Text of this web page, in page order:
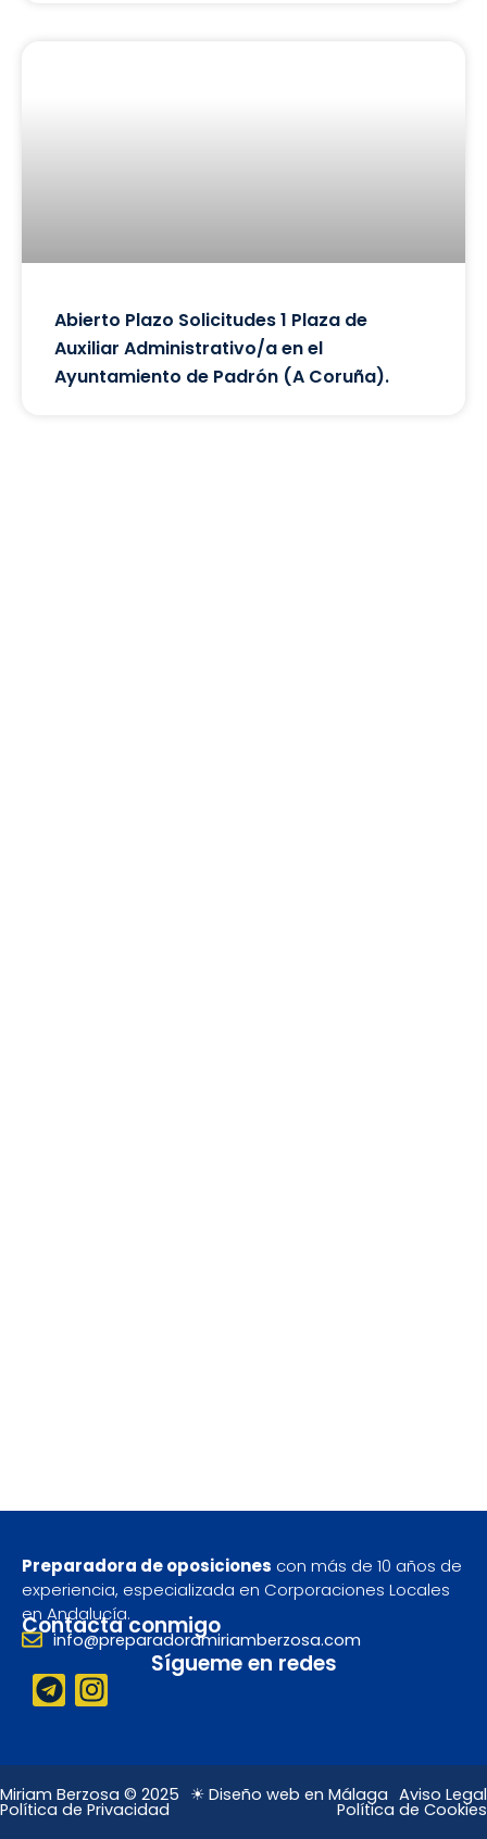
Abierto Plazo Solicitudes 1 Plaza de
Auxiliar Administrativo/a en el
Ayuntamiento de Padrón (A Coruña).
Preparadora de oposiciones con más de 10 años de
experiencia, especializada en Corporaciones Locales
en Andalucía.
Contacta conmigo
info@preparadoramiriamberzosa.com
Sígueme en redes
T
e
e
g
r
I
n
t
a
g
Miriam Berzosa © 2025 ☀ Diseño web en Málaga Aviso Legal
Política de Privacidad Política de Cookies